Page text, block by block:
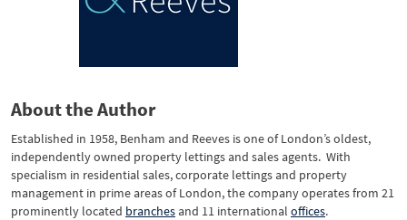
About the Author
Established in 1958, Benham and Reeves is one of London’s oldest,
independently owned property lettings and sales agents. With
specialism in residential sales, corporate lettings and property
management in prime areas of London, the company operates from 21
prominently located branchesand 11 international offices.